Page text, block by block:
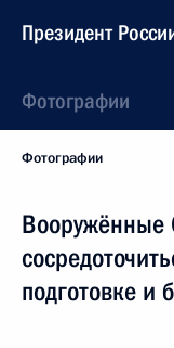
Президент
Фотографии
Фотографии
подготовке и